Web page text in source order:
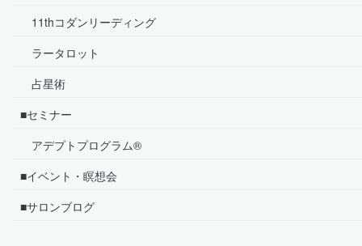
11thコダンリーディング
ラータロット
占星術
■セミナー
アデプトプログラム®
■イベント・瞑想会
■サロンブログ